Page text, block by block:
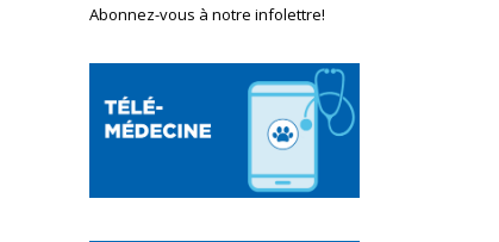
opens
window
opens
window
opens
Abonnez-vous à notre infolettre!